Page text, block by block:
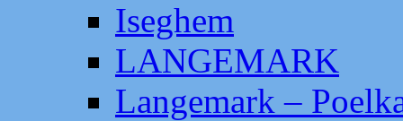
Iseghem
LANGEMARK
Langemark –